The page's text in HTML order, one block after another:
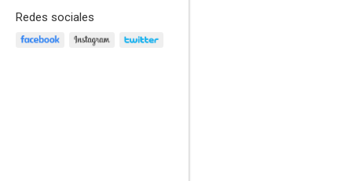
Redes sociales